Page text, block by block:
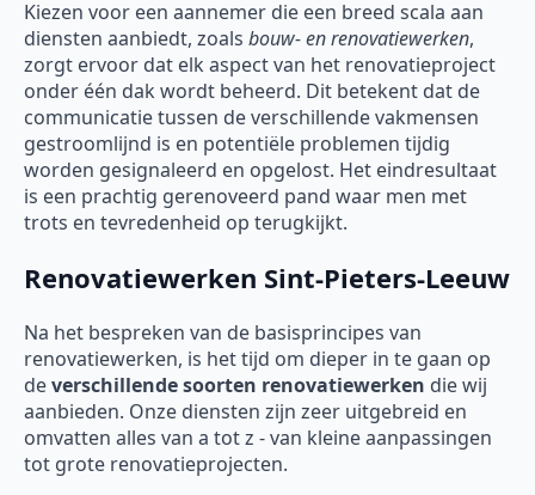
Kiezen voor een aannemer die een breed scala aan
diensten aanbiedt, zoals bouw- en renovatiewerken,
zorgt ervoor dat elk aspect van het renovatieproject
onder één dak wordt beheerd. Dit betekent dat de
communicatie tussen de verschillende vakmensen
gestroomlijnd is en potentiële problemen tijdig
worden gesignaleerd en opgelost. Het eindresultaat
is een prachtig gerenoveerd pand waar men met
trots en tevredenheid op terugkijkt.
Renovatiewerken Sint-Pieters-Leeuw
Na het bespreken van de basisprincipes van
renovatiewerken, is het tijd om dieper in te gaan op
deverschillende soorten renovatiewerken die wij
aanbieden. Onze diensten zijn zeer uitgebreid en
omvatten alles van a tot z - van kleine aanpassingen
tot grote renovatieprojecten.